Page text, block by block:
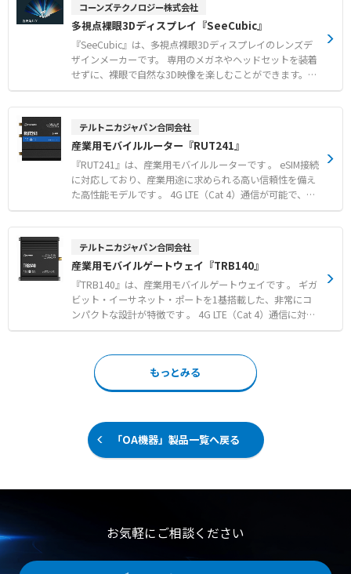
の活用 ●展示会やイベント会場におけるアイキャッチ演出
●通行人の視認角度を考慮した壁面へのトリックアート映
像投影
プなどに幅広く貢献します。 メーカーによるオリジナルC
Gコンテンツ作成や、複数台連携による大規模な空間演出
にも対応可能です。 また、用途に合わせて選べるよう、
「H7-52」「H3-65」「H4-100」のモデルをラインナップ
しています。 導入から運用、保守に至るまでのトータルサ
ポート体制を整備しており、安心してご利用いただけま
す。 【特徴】 ●LEDブレードの高速回転による3次元立体
空間演出 ●ニーズに合わせたオリジナルCGコンテンツの
作成対応 【用途・事例】 ●店内誘導や注意喚起看板とし
ての活用による集客促進 ●SNS投稿や口コミ拡散を促すイ
ンスタスポットの構築 ●等身大の3D人物や合成映像を用
いたインパクトある空間演出
コーンズテクノロジー株式会社
多視点裸眼3Dディスプレイ『SeeCubic』
『SeeCubic』は、多視点裸眼3Dディスプレイのレンズデ
ザインメーカーです。 専用のメガネやヘッドセットを装着
せずに、裸眼で自然な3D映像を楽しむことができます。
独自のレンチキュラー技術により、140度の広い視野角を
実現しました。 高度な深度制御技術を搭載しており、3D
10インチまでの幅広いサイズカスタムに対応しています。
評価用に27インチ開発キットも販売しており、デモも可能
ですのでお気軽にお問合せください。 【特徴】 ● ウェア
ラブルデバイス不要の没入体験 ● 視野角140度を実現する
独自の光学技術 ● 3D酔いを抑える高度な深度制御 【用
途・事例】 ● 視認性を高めるデジタルサイネージ ● 臨場
感あふれる遊戯機器 ● 次世代の車載ディスプレイ
テルトニカジャパン合同会社
産業用モバイルルーター『RUT241』
『RUT241』は、産業用モバイルルーターです 。 eSIM接続
に対応しており、産業用途に求められる高い信頼性を備え
た高性能モデルです 。 4G LTE（Cat 4）通信が可能で、3G
との下位互換性も確保されています 。 WANフェイルオー
バー機能により、バックアップ接続への自動切り替えが可
酷な環境下でも稼働する堅牢なアルミニウム製筐体を採用
しています 。 独自の「RutOS」を搭載し、多彩なVPN対
応やリモート・マネジメント・システム（RMS）による遠
隔管理が可能です 。 【特徴】 ● eSIM接続および4G LTE
（Cat 4）による安定したモバイル通信 ● 通信の切断を防
ぎ接続を維持するWANフェイルオーバー機能 ● マイナス4
ジネスにおけるPOSシステム ● デジタルサイネージや自
動販売機などのセルフサービス端末 ● 工事現場やイベン
テルトニカジャパン合同会社
産業用モバイルゲートウェイ『TRB140』
『TRB140』は、産業用モバイルゲートウェイです 。 ギガ
ビット・イーサネット・ポートを1基搭載した、非常にコ
ンパクトな設計が特徴です 。 4G LTE（Cat 4）通信に対応
しており、3Gおよび2Gとの下位互換性も備えています 。
ェースへ迅速かつ容易に接続できるよう設定されています
い環境下でも安定した通信を実現します 。 テルトニカの
とで、パブリックIPなしでも安全な遠隔管理・監視が可能
です 。 【特徴】 ● ギガビット・イーサネット・ポートを
搭載した超小型・軽量設計 ● 4G LTE通信（Cat 4）および
3G・2Gへの下位互換性 ● 産業用途に適した堅牢な筐体と
ターと中央システム間の双方向通信によるリアルタイム遠
業用機器のインターネット接続
もっとみる
「OA機器」製品一覧へ戻る
お気軽にご相談ください